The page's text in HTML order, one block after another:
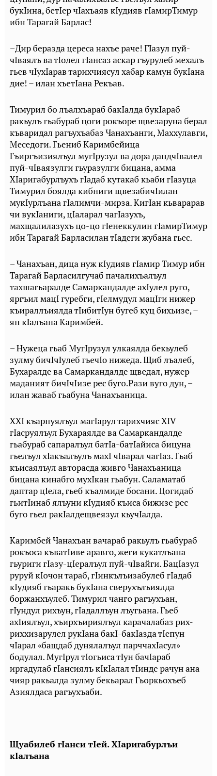
букIина, бетIер чIахъаяв кIудияв гIамирТимур
ибн Тарагай Барлас!
–Дир беразда цереса нахъе раче! ГIазул пуй-
чIваялъ ва тIолел гIансаз аскар гъурулеб мехалъ
гьев чIухIарав тарихчиясул хабар камун букIана
дие! – илан хъетIана Рекъав.
Тимурил бо лъалхъараб бакIалда букIараб
ракьулъ гьабураб цоги рокъоре щвезаруна берал
къваридал рагъухъабаз Чанахъанги, Маххулавги,
Меседоги. Гьениб Каримбейица
Гъиргъизиялъул мугIрузул ва дора дандчIвалел
пуй-чIваязулги гьуразулги бицана, амма
ХIаригабурлъухъ гIадаб кутакаб кьаби гIазуца
Тимурил боялда кибниги щвезабичIилан
мукIурлъана гIалимчи-мирза. КигIан кьварарав
чи вукIаниги, цIаларал чагIазухъ,
махщалилазухъ цо-цо гIенеккулин гIамирТимур
ибн Тарагай Барласилан тIадеги жубана гьес.
– Чанахъан, дица нуж кIудияв гIамир Тимур ибн
Тарагай Барласилгучаб пачалихъалъул
тахшагьаралде Самаркандалде ахIулел руго,
яргъил мацI гуребги, гIелмудул мацIги нижер
къираллъиялда тIибитIун бугеб куц бихьизе, –
ян кIалъана Каримбей.
– Нужеца гьаб МугIрузул улкаялда бекьулеб
зулму бичIчIулеб гьечIо нижеда. Щиб лъалеб,
Бухаралде ва Самаркандалде щведал, нужер
маданият бичIчIизе рес буго.Рази вуго дун, –
илан жаваб гьабуна Чанахъаница.
XXI къарнуялъул магIарул тарихчияс XIV
гIасруялъул Бухараялде ва Самаркандалде
гьабураб сапаралъул батIа-батIайиса бицуна
гьелъул хIакъалъулъ махI чIварал чагIаз. Гьаб
къисаялъул авторасда живго Чанахъаница
бицана кинабго мухIкан гьабун. Саламатаб
даптар цIела, гьеб къалмиде босани. Цогидаб
гьитIинаб ялъуни кIудияб къиса бижизе рес
буго гьел ракIалдещвеязул кьучIалда.
Каримбей Чанахъан вачараб ракьулъ гьабураб
рокъоса къватIиве аравго, жеги кукатлъана
гьуриги гIазу-цIералъул пуй-чIвайги. БацIазул
руруй кIочон тараб, гIинкълъизабулеб гIадаб
кIудияб гьаракь букIана сверухълъиялда
боржанхъулеб. Тимурил чанго рагъухъан,
гIундул рихъун, гIадаллъун лъугьана. Гьеб
ахIиялъул, хъирхъириялъул карачалабаз рих-
риххизарулел рукIана бакI-бакIазда тIепун
чIарал «бащдаб дунялалъул парччахIасул»
бодулал. МугIрул тIогьиса тIун бачIараб
иргадулаб гIансиялъ кIкIалал тIинде рачун ана
чияр ракьалда зулму бекьарал Гьоркьохъеб
Азиялдаса рагъухъаби.
Щуабилеб гIанси тIей. ХIаригабурлъи
кIалъана